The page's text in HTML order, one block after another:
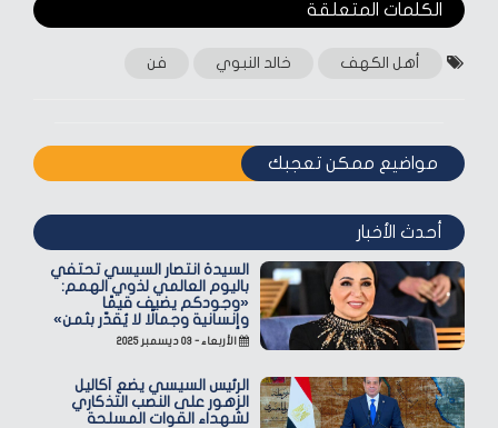
الكلمات المتعلقة‎
أهل الكهف خالد النبوي فن
مواضيع ممكن تعجبك
أحدث الأخبار
السيدة انتصار السيسي تحتفي
باليوم العالمي لذوي الهمم:
«وجودكم يضيف قيمًا
وإنسانية وجمالًا لا يُقدّر بثمن»
الأربعاء - ٠٣ ديسمبر ٢٠٢٥
الرئيس السيسي يضع أكاليل
الزهور على النصب التذكاري
لشهداء القوات المسلحة